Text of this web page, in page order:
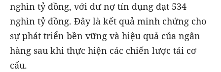
nghìn tỷ đồng, với dư nợ tín dụng đạt 534
nghìn tỷ đồng. Đây là kết quả minh chứng cho
sự phát triển bền vững và hiệu quả của ngân
hàng sau khi thực hiện các chiến lược tái cơ
cấu.